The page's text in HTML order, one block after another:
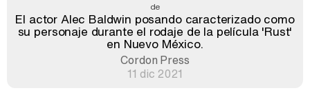
de
El actor Alec Baldwin posando caracterizado como
su personaje durante el rodaje de la película 'Rust'
en Nuevo México.
Cordon Press
11 dic 2021